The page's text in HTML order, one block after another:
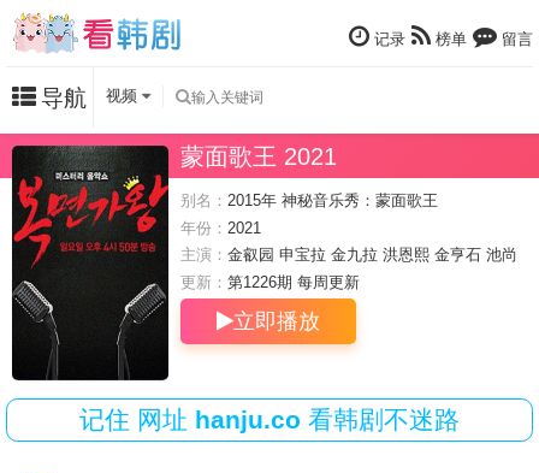
记录 榜单 留言
导航 视频
蒙面歌王 2021
别名： 2015年 神秘音乐秀：蒙面歌王
年份： 2021
主演： 金叡园 申宝拉 金九拉 洪恩熙 金亨石 池尚
烈 金成柱
更新： 第1226期 每周更新
立即播放
记住 网址 hanju.co 看韩剧不迷路